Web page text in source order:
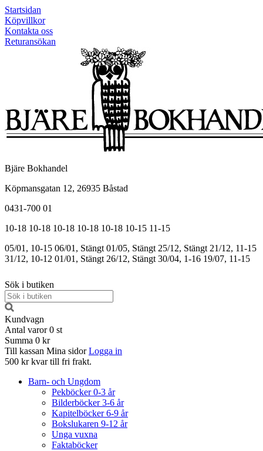
Startsidan
Köpvillkor
Kontakta oss
Returansökan
Bjäre Bokhandel
Köpmansgatan 12, 26935 Båstad
0431-700 01
10-18 10-18 10-18 10-18 10-18 10-15 11-15
05/01, 10-15 06/01, Stängt 01/05, Stängt 25/12, Stängt 21/12, 11-15
31/12, 10-12 01/01, Stängt 26/12, Stängt 30/04, 1-16 19/07, 11-15
Sök i butiken
Kundvagn
Antal varor 0 st
Summa 0 kr
Till kassan Mina sidor Logga in
500 kr kvar till fri frakt.
Barn- och Ungdom
Pekböcker 0-3 år
Bilderböcker 3-6 år
Kapitelböcker 6-9 år
Bokslukaren 9-12 år
Unga vuxna
Faktaböcker